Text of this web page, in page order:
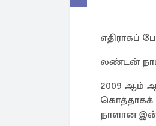
எதிராகப்
லண்டன்
2009 ஆம்
கொத்தாகக்
நாளான